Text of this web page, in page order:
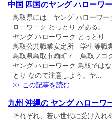
中国 四国のヤング ハローワ
鳥取県には、ヤング ハローワ
ローワーク とっとり がある。
ヤング ハローワーク とっとり
鳥取公共職業安定所 学生等職
鳥取県鳥取市扇町７ 鳥取フコ
ヤング ハローワーク 鳥取では
とり なので注意しよう。ヤ...
>> この記事を読む
九州 沖縄の ヤング ハローワ
それぞれ、若い世代に受け入れ